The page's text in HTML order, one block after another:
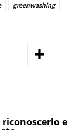
greenwashing
riconoscerlo e